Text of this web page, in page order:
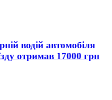
водій автомобіля
отримав 17000 грн